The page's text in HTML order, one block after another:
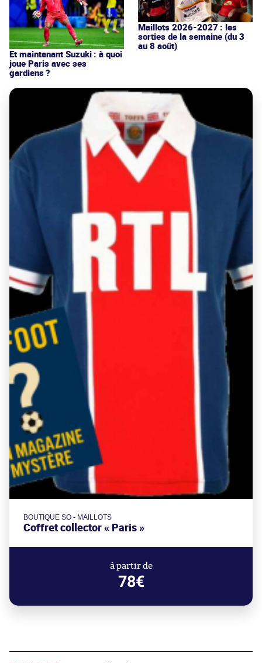
Et maintenant Suzuki : à quoi
joue Paris avec ses
gardiens ?
Maillots 2026-2027 : les
sorties de la semaine (du 3
au 8 août)
BOUTIQUE SO - MAILLOTS
Coffret collector « Paris »
à partir de
78€